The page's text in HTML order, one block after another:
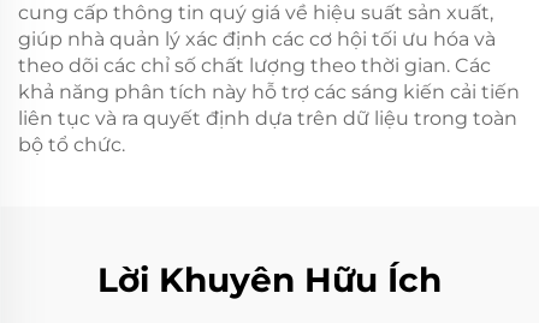
cung cấp thông tin quý giá về hiệu suất sản xuất,
giúp nhà quản lý xác định các cơ hội tối ưu hóa và
theo dõi các chỉ số chất lượng theo thời gian. Các
khả năng phân tích này hỗ trợ các sáng kiến cải tiến
liên tục và ra quyết định dựa trên dữ liệu trong toàn
bộ tổ chức.
Lời Khuyên Hữu Ích